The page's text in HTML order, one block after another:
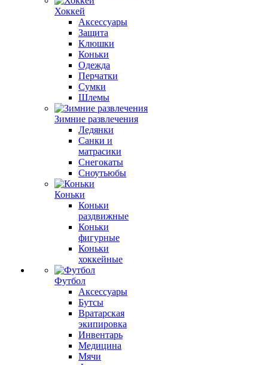
Хоккей
Аксессуары
Защита
Клюшки
Коньки
Одежда
Перчатки
Сумки
Шлемы
Зимние развлечения
Ледянки
Санки и
матрасики
Снегокаты
Сноутьюбы
Коньки
Коньки
раздвижные
Коньки
фигурные
Коньки
хоккейные
Футбол
Аксессуары
Бутсы
Вратарская
экипировка
Инвентарь
Медицина
Мячи